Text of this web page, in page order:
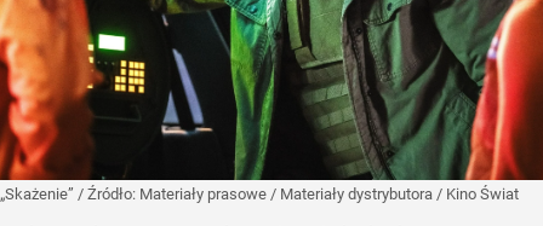
„Skażenie” / Źródło: Materiały prasowe / Materiały dystrybutora / Kino Świat